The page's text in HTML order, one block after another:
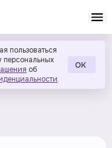
пользоваться
персональных
об
.
ОК